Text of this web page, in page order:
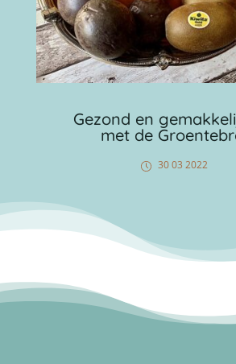
Gezond en
met de
30 03 2022